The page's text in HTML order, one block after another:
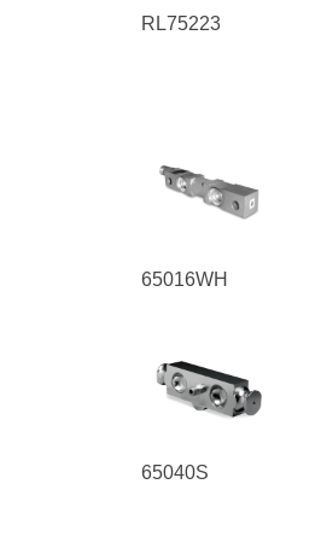
RL75223
65016WH
65040S